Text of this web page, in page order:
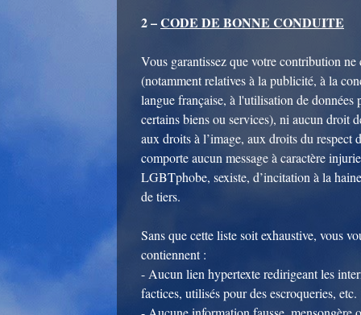
2 –CODE DE BONNE CONDUITE
Vous garantissez que votre contribution
(notamment relatives à la publicité, à la
langue française, à l'utilisation de
certains biens ou services), ni aucun droit
aux droits à l’image, aux droits du
comporte aucun message à caractère
LGBTphobe, sexiste, d’incitation à la
de tiers.
Sans que cette liste soit exhaustive, vous
contiennent :
- Aucun lien hypertexte redirigeant les
factices, utilisés pour des escroqueries, etc.